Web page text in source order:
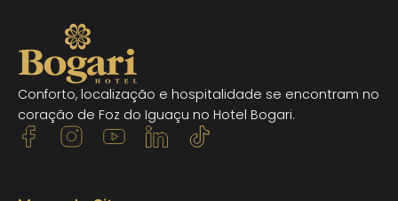
Conforto, localização e hospitalidade se encontram no
coração de Foz do Iguaçu no Hotel Bogari.